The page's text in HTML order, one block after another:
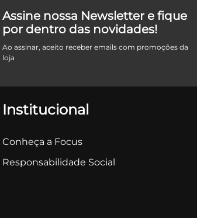
Assine nossa Newsletter e fique
por dentro das novidades!
Ao assinar, aceito receber emails com promoções da
loja
Institucional
Conheça a Focus
Responsabilidade Social